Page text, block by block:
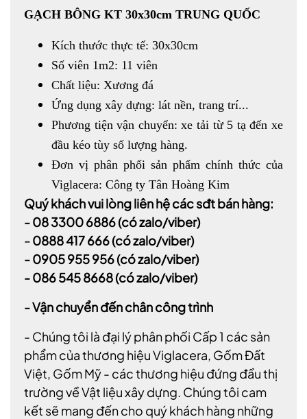
GẠCH BÔNG KT 30x30cm TRUNG QUỐC
Kích thước thực tế: 30x30cm
Số viên 1m2: 11 viên
Chất liệu: Xương đá
Ứng dụng xây dựng: lát nền, trang trí...
Phương tiện vận chuyển: xe tải từ 5 tạ đến xe
đầu kéo tùy số lượng hàng.
Đơn vị phân phối sản phẩm chính thức của
Viglacera: Công ty Tân Hoàng Kim
Quý khách vui lòng liên hệ các sđt bán hàng:
-08 3300 6886(có zalo/viber)
-0888 417 666(có zalo/viber)
-0905 955 956(có zalo/viber)
- 086 545 8668(có zalo/viber)
- Vận chuyển đến chân công trình
- Chúng tôi là đại lý phân phối Cấp 1 các sản
phẩm của thương hiệu Viglacera, Gốm Đất
Việt, Gốm Mỹ - các thương hiệu đứng đầu thị
trường về Vật liệu xây dựng. Chúng tôi cam
kết sẽ mang đến cho quý khách hàng những